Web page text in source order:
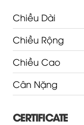
Chiều Dài
Chiều Rộng
Chiều Cao
Cân Nặng
CERTIFICATE